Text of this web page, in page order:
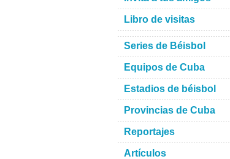
Libro de visitas
Series de Béisbol
Equipos de Cuba
Estadios de béisbol
Provincias de Cuba
Reportajes
Artículos